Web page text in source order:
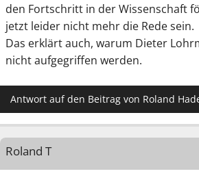
den Fortschritt in der Wissenschaft
jetzt leider nicht mehr die Rede sein.
Das erklärt auch, warum Dieter
nicht aufgegriffen werden.
Antwort auf den Beitrag von Roland
Roland T